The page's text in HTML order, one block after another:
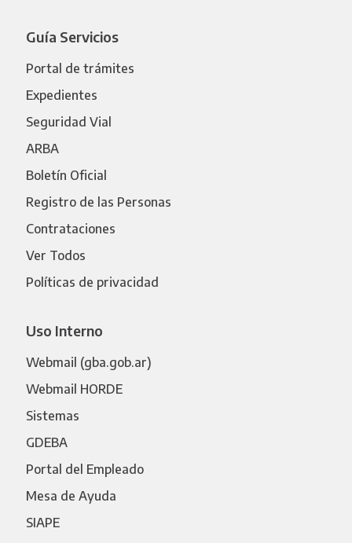
Guía Servicios
Portal de trámites
Expedientes
Seguridad Vial
ARBA
Boletín Oficial
Registro de las Personas
Contrataciones
Ver Todos
Políticas de privacidad
Uso Interno
Webmail (gba.gob.ar)
Webmail HORDE
Sistemas
GDEBA
Portal del Empleado
Mesa de Ayuda
SIAPE